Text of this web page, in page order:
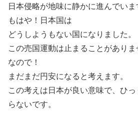
日本侵略が地味に静かに進んでいま
もはや！日本国は
どうしようもない国になりました。
この売国運動は止まることがありま
なので！
まだまだ円安になると考えます。
この考えは日本が良い意味で、ひ
らないです。